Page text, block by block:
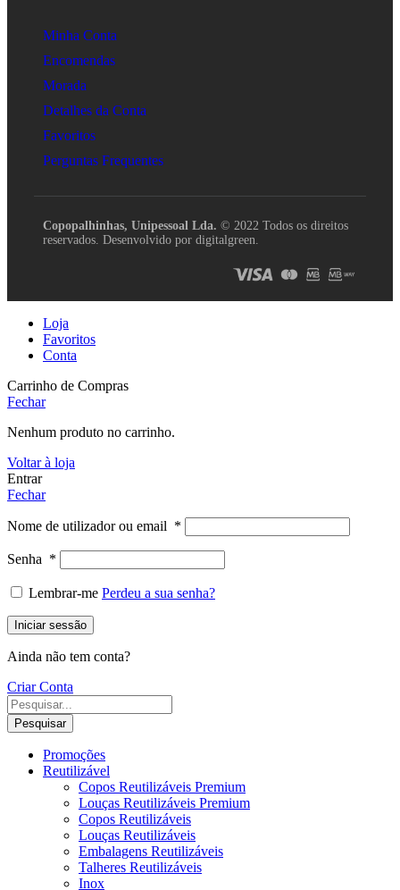
Minha Conta
Encomendas
Morada
Detalhes da Conta
Favoritos
Perguntas Frequentes
Copopalhinhas, Unipessoal Lda. © 2022 Todos os direitos
reservados. Desenvolvido por digitalgreen.
Loja
Favoritos
Conta
Carrinho de Compras
Fechar
Nenhum produto no carrinho.
Voltar à loja
Entrar
Fechar
Nome de utilizador ou email *
Senha *
Lembrar-me Perdeu a sua senha?
Iniciar sessão
Ainda não tem conta?
Criar Conta
Pesquisar
Promoções
Reutilizável
Copos Reutilizáveis Premium
Louças Reutilizáveis Premium
Copos Reutilizáveis
Louças Reutilizáveis
Embalagens Reutilizáveis
Talheres Reutilizáveis
Inox